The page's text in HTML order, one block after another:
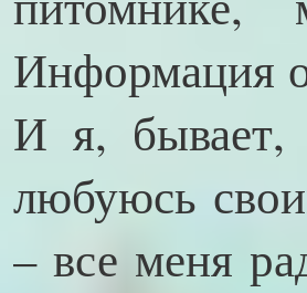
Информация
И я, бывает,
любуюсь
– все меня